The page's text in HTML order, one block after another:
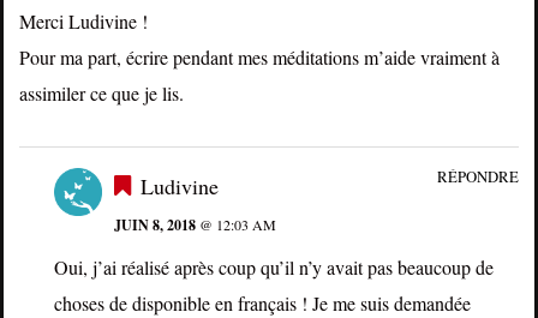
Merci Ludivine !
Pour ma part, écrire pendant mes méditations m’aide vraiment à
assimiler ce que je lis.
Ludivine
JUIN 8, 2018 @ 12:03 AM
Oui, j’ai réalisé après coup qu’il n’y avait pas beaucoup de
choses de disponible en français ! Je me suis demandée
RÉPONDRE